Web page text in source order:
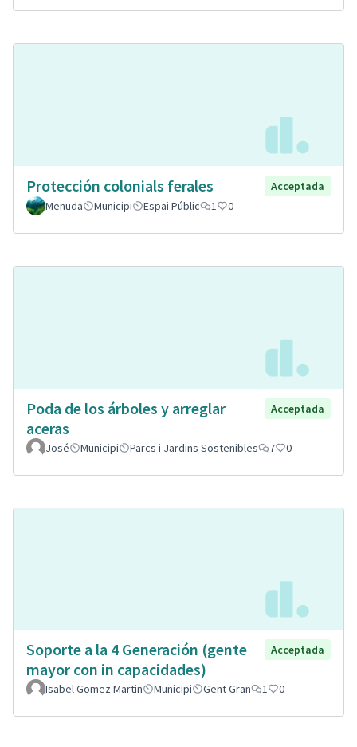
Protección colonials ferales
Acceptada
Menuda
Municipi Espai Públic 1 0
Poda de los árboles y arreglar
aceras
Acceptada
José Municipi Parcs i Jardins Sostenibles 7 0
Soporte a la 4 Generación (gente
mayor con in capacidades)
Acceptada
Isabel Gomez Martin Municipi Gent Gran 1 0